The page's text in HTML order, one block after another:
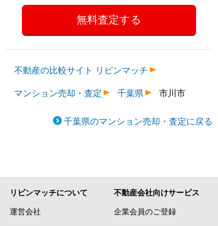
2,500万円 南行徳
南行徳
4,400万円 南行徳
徒歩11分
南行徳
5,000万円 南行徳
南八幡
4,500万円 本八幡
徒歩9分
3,700万円 本八幡
徒歩6分
南八幡
4,900万円 本八幡
徒歩9分
南八幡
本八幡
徒歩7分
不動産の比較サイト リビンマッチ
マンション売却・査定
千葉県 市川市
千葉県のマンション売却・査定に戻る
リビンマッチについて
運営会社
不動産会社向けサービス
企業会員のご登録